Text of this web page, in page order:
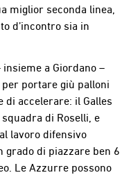
miglior seconda linea,
d’incontro sia in
a Giordano –
portare giù palloni
accelerare: il Galles
di Roselli, e
lavoro difensivo
grado di piazzare ben 6
Le Azzurre possono